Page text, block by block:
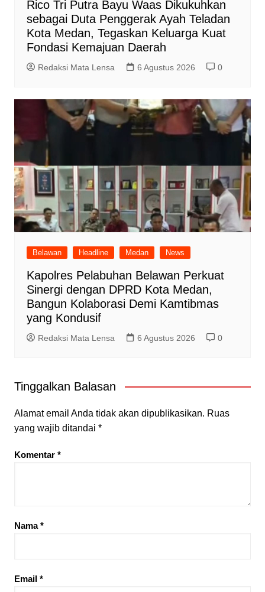
Rico Tri Putra Bayu Waas Dikukuhkan
sebagai Duta Penggerak Ayah Teladan
Kota Medan, Tegaskan Keluarga Kuat
Fondasi Kemajuan Daerah
Redaksi Mata Lensa 6 Agustus 2026 0
Belawan Headline Medan News
Kapolres Pelabuhan Belawan Perkuat
Sinergi dengan DPRD Kota Medan,
Bangun Kolaborasi Demi Kamtibmas
yang Kondusif
Redaksi Mata Lensa 6 Agustus 2026 0
Tinggalkan Balasan
Alamat email Anda tidak akan dipublikasikan. Ruas
yang wajib ditandai *
Komentar *
Nama*
Email *